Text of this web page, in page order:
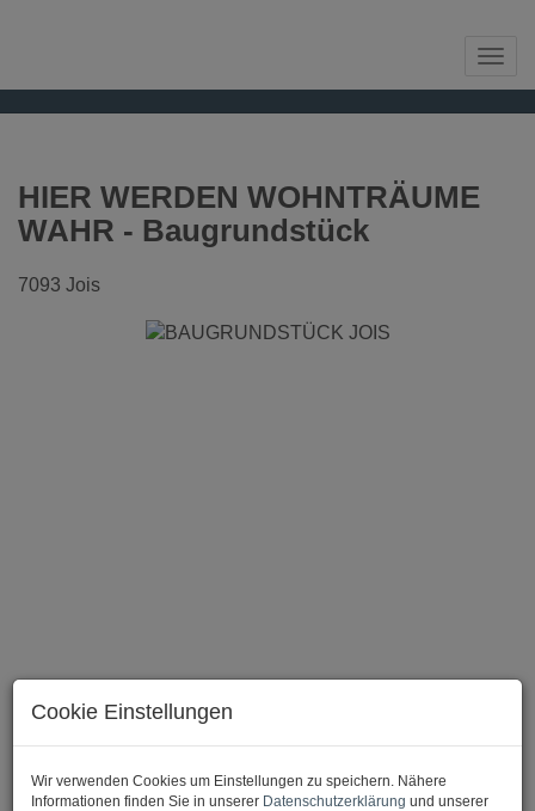
HIER WERDEN WOHNTRÄUME
WAHR - Baugrundstück
7093 Jois
Cookie Einstellungen
Wir verwenden Cookies um Einstellungen zu speichern. Nähere
Informationen finden Sie in unserer Datenschutzerklärung und unserer